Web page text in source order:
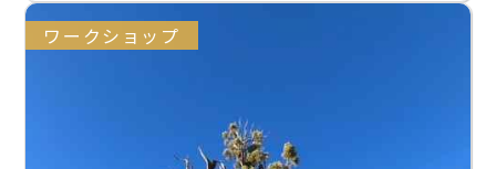
ワークショップ